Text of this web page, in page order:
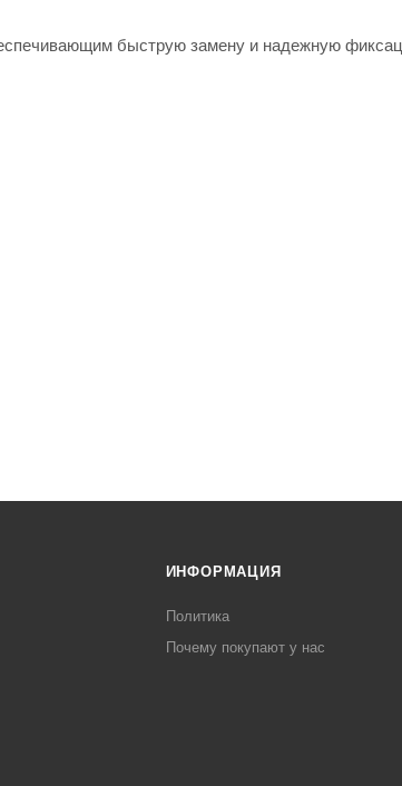
быструю замену и надежную
ИНФОРМАЦИЯ
Политика
Почему покупают у нас